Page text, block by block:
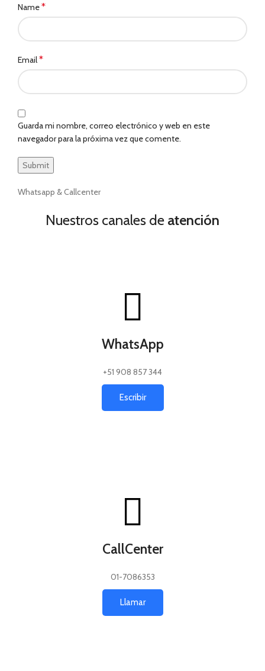
Name*
Email*
Guarda mi nombre, correo electrónico y web en este
navegador para la próxima vez que comente.
Whatsapp & Callcenter
Nuestros canales de atención
WhatsApp
+51 908 857 344
Escribir
CallCenter
01-7086353
Llamar